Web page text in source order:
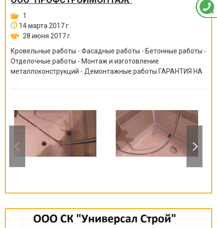
1
14 марта 2017 г.
28 июня 2017 г.
Кровельные работы - Фасадные работы - Бетонные работы -
Отделочные работы - Монтаж и изготовление
металлоконструкций - Демонтажные работы ГАРАНТИЯ НА